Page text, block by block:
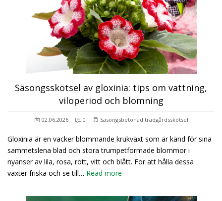
Säsongsskötsel av gloxinia: tips om vattning,
viloperiod och blomning
02.06.2026 0 Säsongsbetonad trädgårdsskötsel
Gloxinia är en vacker blommande krukväxt som är känd för sina
sammetslena blad och stora trumpetformade blommor i
nyanser av lila, rosa, rött, vitt och blått. För att hålla dessa
växter friska och se till… Read more